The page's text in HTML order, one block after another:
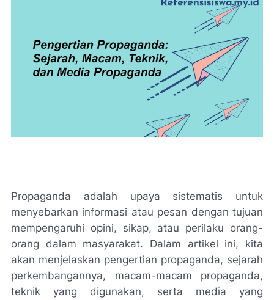
Propaganda adalah upaya sistematis untuk
menyebarkan informasi atau pesan dengan tujuan
mempengaruhi opini, sikap, atau perilaku orang-
orang dalam masyarakat. Dalam artikel ini, kita
akan menjelaskan pengertian propaganda, sejarah
perkembangannya, macam-macam propaganda,
teknik yang digunakan, serta media yang